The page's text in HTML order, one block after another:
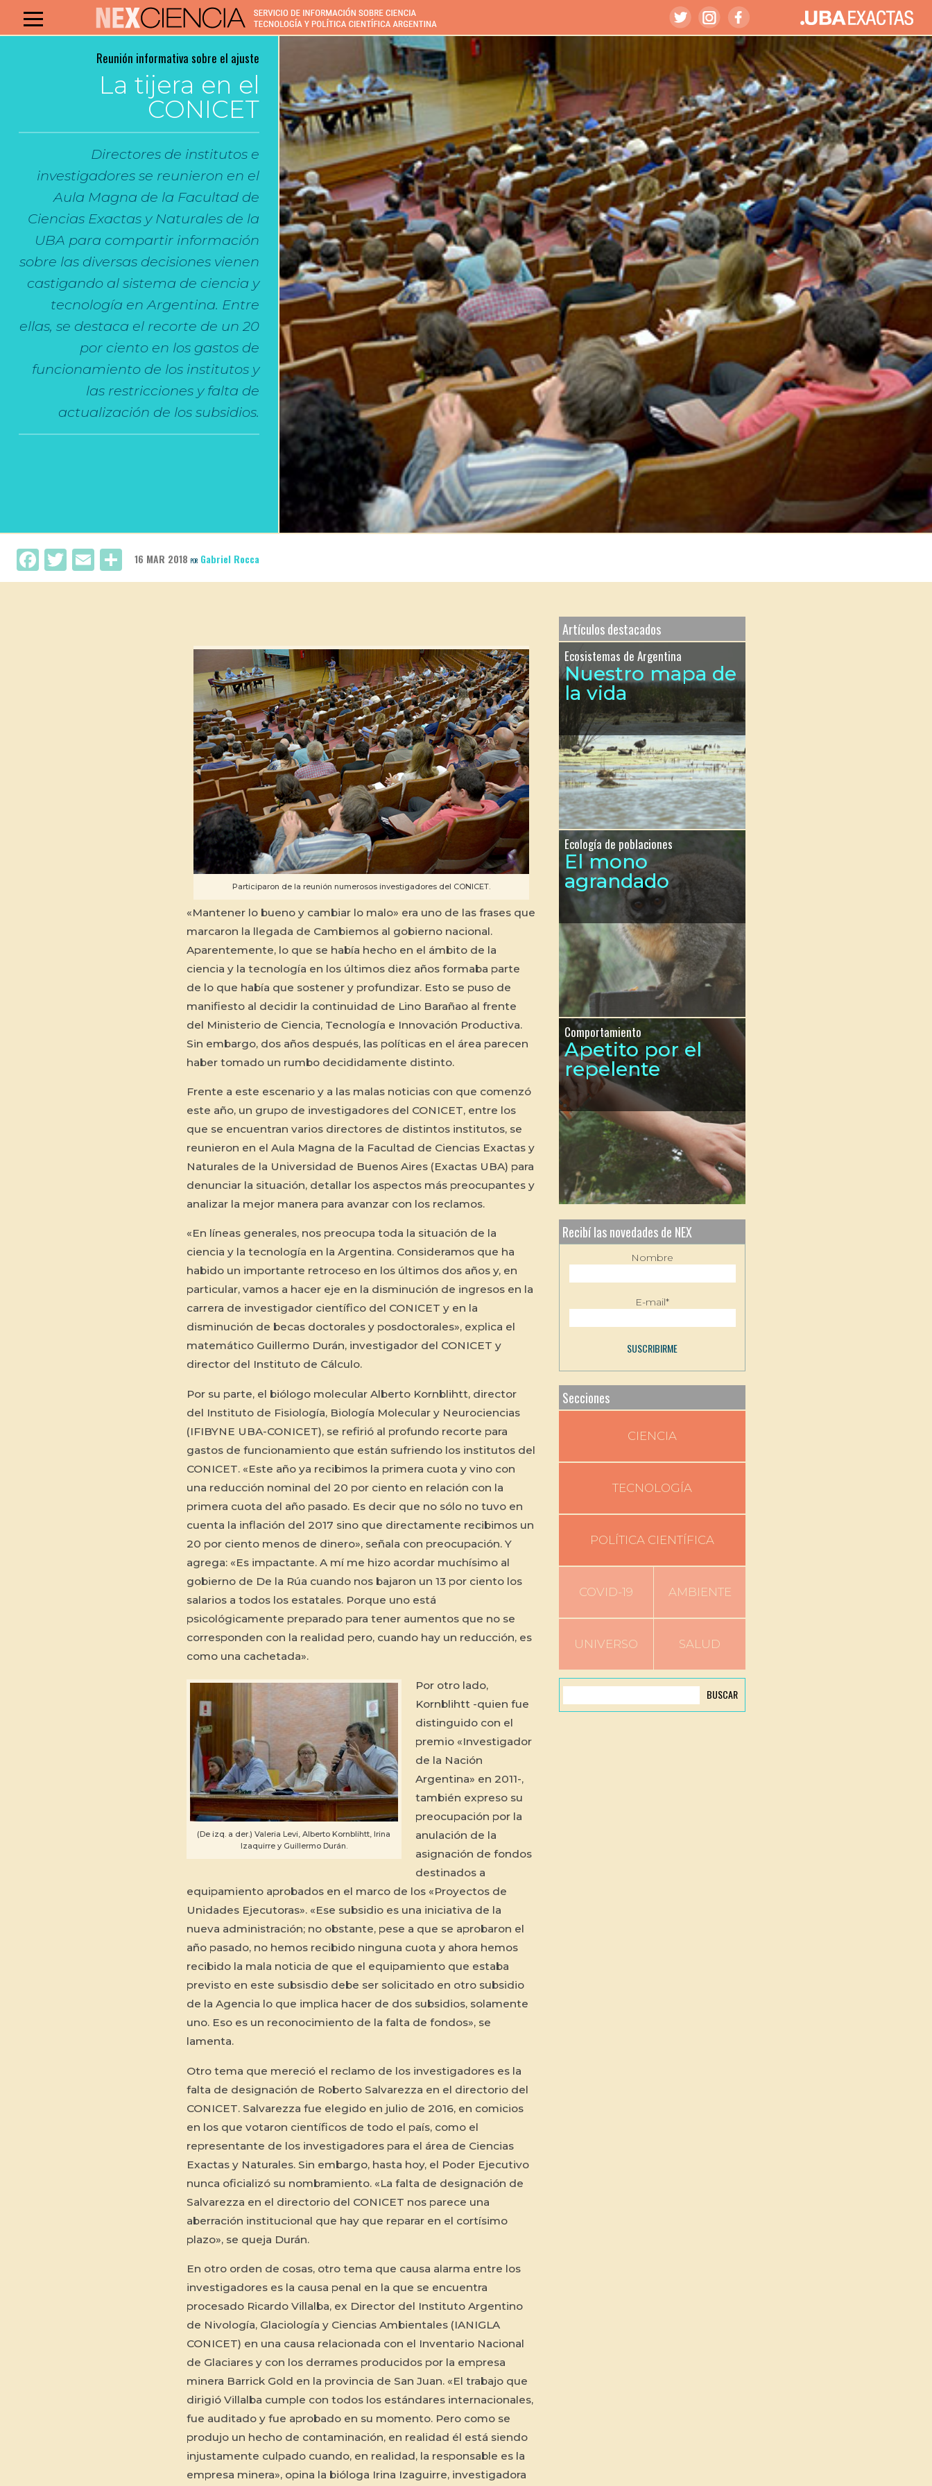
Reunión informativa sobre el ajuste
La tijera en el
CONICET
Directores de institutos e
investigadores se reunieron en el
Aula Magna de la Facultad de
Ciencias Exactas y Naturales de la
UBA para compartir información
sobre las diversas decisiones vienen
castigando al sistema de ciencia y
tecnología en Argentina. Entre
ellas, se destaca el recorte de un 20
por ciento en los gastos de
funcionamiento de los institutos y
las restricciones y falta de
actualización de los subsidios.
Facebook
TwitterEmailCompartir
16 MAR 2018 POR Gabriel Rocca
Participaron de la reunión numerosos investigadores del CONICET.
«Mantener lo bueno y cambiar lo malo» era uno de las frases que
marcaron la llegada de Cambiemos al gobierno nacional.
Aparentemente, lo que se había hecho en el ámbito de la
ciencia y la tecnología en los últimos diez años formaba parte
de lo que había que sostener y profundizar. Esto se puso de
manifiesto al decidir la continuidad de Lino Barañao al frente
del Ministerio de Ciencia, Tecnología e Innovación Productiva.
Sin embargo, dos años después, las políticas en el área parecen
haber tomado un rumbo decididamente distinto.
Frente a este escenario y a las malas noticias con que comenzó
este año, un grupo de investigadores del CONICET, entre los
que se encuentran varios directores de distintos institutos, se
reunieron en el Aula Magna de la Facultad de Ciencias Exactas y
Naturales de la Universidad de Buenos Aires (Exactas UBA) para
denunciar la situación, detallar los aspectos más preocupantes y
analizar la mejor manera para avanzar con los reclamos.
«En líneas generales, nos preocupa toda la situación de la
ciencia y la tecnología en la Argentina. Consideramos que ha
habido un importante retroceso en los últimos dos años y, en
particular, vamos a hacer eje en la disminución de ingresos en la
carrera de investigador científico del CONICET y en la
disminución de becas doctorales y posdoctorales», explica el
matemático Guillermo Durán, investigador del CONICET y
director del Instituto de Cálculo.
Por su parte, el biólogo molecular Alberto Kornblihtt, director
del Instituto de Fisiología, Biología Molecular y Neurociencias
(IFIBYNE UBA-CONICET), se refirió al profundo recorte para
gastos de funcionamiento que están sufriendo los institutos del
CONICET. «Este año ya recibimos la primera cuota y vino con
una reducción nominal del 20 por ciento en relación con la
primera cuota del año pasado. Es decir que no sólo no tuvo en
cuenta la inflación del 2017 sino que directamente recibimos un
20 por ciento menos de dinero», señala con preocupación. Y
agrega: «Es impactante. A mí me hizo acordar muchísimo al
gobierno de De la Rúa cuando nos bajaron un 13 por ciento los
salarios a todos los estatales. Porque uno está
psicológicamente preparado para tener aumentos que no se
corresponden con la realidad pero, cuando hay un reducción, es
como una cachetada».
(De izq. a der.) Valeria Levi, Alberto Kornblihtt, Irina
Izaquirre y Guillermo Durán.
Por otro lado,
Kornblihtt -quien fue
distinguido con el
premio «Investigador
de la Nación
Argentina» en 2011-,
también expreso su
preocupación por la
anulación de la
asignación de fondos
destinados a
equipamiento aprobados en el marco de los «Proyectos de
Unidades Ejecutoras». «Ese subsidio es una iniciativa de la
nueva administración; no obstante, pese a que se aprobaron el
año pasado, no hemos recibido ninguna cuota y ahora hemos
recibido la mala noticia de que el equipamiento que estaba
previsto en este subsisdio debe ser solicitado en otro subsidio
de la Agencia lo que implica hacer de dos subsidios, solamente
uno. Eso es un reconocimiento de la falta de fondos», se
lamenta.
Otro tema que mereció el reclamo de los investigadores es la
falta de designación de Roberto Salvarezza en el directorio del
CONICET. Salvarezza fue elegido en julio de 2016, en comicios
en los que votaron científicos de todo el país, como el
representante de los investigadores para el área de Ciencias
Exactas y Naturales. Sin embargo, hasta hoy, el Poder Ejecutivo
nunca oficializó su nombramiento. «La falta de designación de
Salvarezza en el directorio del CONICET nos parece una
aberración institucional que hay que reparar en el cortísimo
plazo», se queja Durán.
En otro orden de cosas, otro tema que causa alarma entre los
investigadores es la causa penal en la que se encuentra
procesado Ricardo Villalba, ex Director del Instituto Argentino
de Nivología, Glaciología y Ciencias Ambientales (IANIGLA
CONICET) en una causa relacionada con el Inventario Nacional
de Glaciares y con los derrames producidos por la empresa
minera Barrick Gold en la provincia de San Juan. «El trabajo que
dirigió Villalba cumple con todos los estándares internacionales,
fue auditado y fue aprobado en su momento. Pero como se
produjo un hecho de contaminación, en realidad él está siendo
injustamente culpado cuando, en realidad, la responsable es la
empresa minera», opina la bióloga Irina Izaguirre, investigadora
Artículos destacados
Ecosistemas de Argentina
Nuestro mapa de
la vida
Ecología de poblaciones
El mono
agrandado
Comportamiento
Apetito por el
repelente
Recibí las novedades de NEX
Nombre
E-mail*
Secciones
CIENCIA
TECNOLOGÍA
POLÍTICA CIENTÍFICA
COVID-19 AMBIENTE
UNIVERSO SALUD
BUSCAR